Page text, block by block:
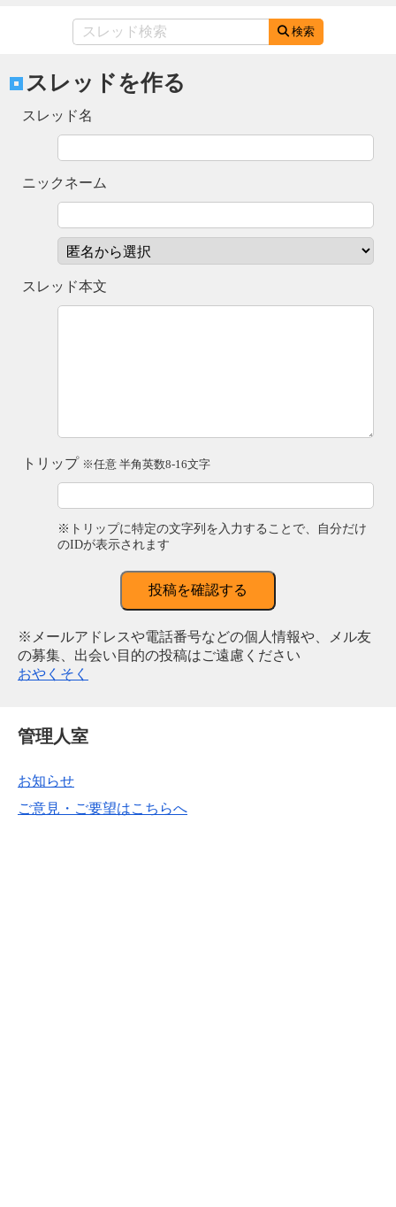
検索
スレッドを作る
スレッド名
ニックネーム
スレッド本文
トリップ ※任意 半角英数8-16文字
※トリップに特定の文字列を入力することで、自分だけ
のIDが表示されます
投稿を確認する
※メールアドレスや電話番号などの個人情報や、メル友
の募集、出会い目的の投稿はご遠慮ください
おやくそく
管理人室
お知らせ
ご意見・ご要望はこちらへ